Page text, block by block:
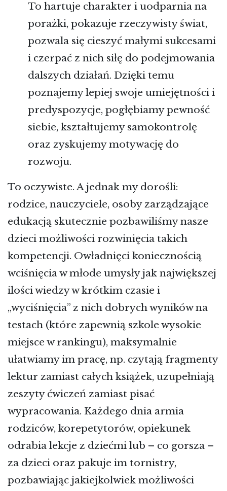
To hartuje charakter i uodparnia na
porażki, pokazuje rzeczywisty świat,
pozwala się cieszyć małymi sukcesami
i czerpać z nich siłę do podejmowania
dalszych działań. Dzięki temu
poznajemy lepiej swoje umiejętności i
predyspozycje, pogłębiamy pewność
siebie, kształtujemy samokontrolę
oraz zyskujemy motywację do
rozwoju.
To oczywiste. A jednak my dorośli:
rodzice, nauczyciele, osoby zarządzające
edukacją skutecznie pozbawiliśmy nasze
dzieci możliwości rozwinięcia takich
kompetencji. Owładnięci koniecznością
wciśnięcia w młode umysły jak największej
ilości wiedzy w krótkim czasie i
„wyciśnięcia” z nich dobrych wyników na
testach (które zapewnią szkole wysokie
miejsce w rankingu), maksymalnie
ułatwiamy im pracę, np. czytają fragmenty
lektur zamiast całych książek, uzupełniają
zeszyty ćwiczeń zamiast pisać
wypracowania. Każdego dnia armia
rodziców, korepetytorów, opiekunek
odrabia lekcje z dziećmi lub – co gorsza –
za dzieci oraz pakuje im tornistry,
pozbawiając jakiejkolwiek możliwości